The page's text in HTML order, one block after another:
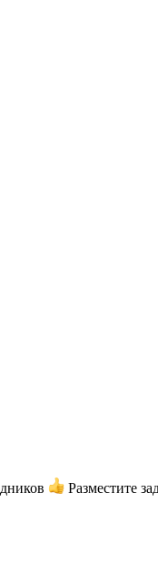
Разместите